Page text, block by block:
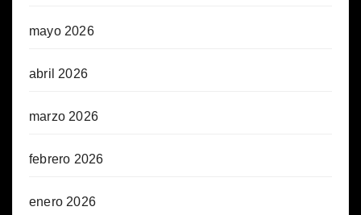
mayo 2026
abril 2026
marzo 2026
febrero 2026
enero 2026